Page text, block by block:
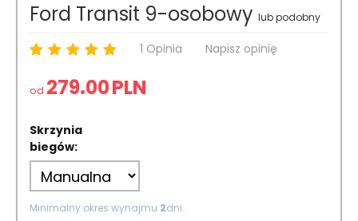
Ford Transit 9-osobowy lub podobny
1 Opinia Napisz opinię
od 279.00PLN
Skrzynia
biegów:
Minimalny okres wynajmu 2dni..